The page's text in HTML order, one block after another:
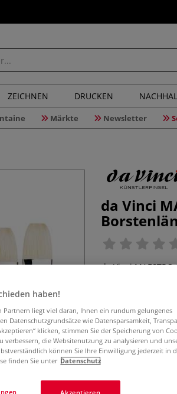
ZEICHNEN DRUCKEN
Märkte Newsletter
da Vinci
da Vinci
und Acrylfarben
Strapazierfähiger
haben!
Partnern liegt viel daran, Ihnen ein rundum gelungenes
Datenschutzgrundsätze wie Datensparsamkeit,
klicken, stimmen Sie der Speicherung von
verbessern, die Websitenutzung zu analysieren und
können Sie Ihre Einwilligung jederzeit in
finden Sie unter Datenschutz